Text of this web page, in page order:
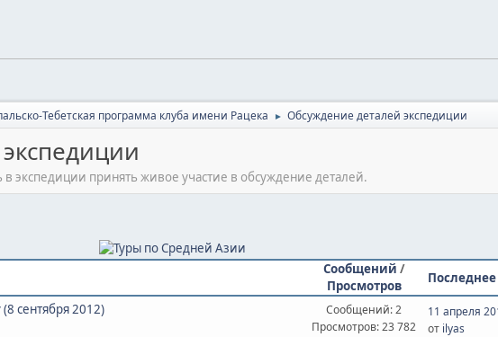
Тебетская программа клуба имени Рацека ► Обсуждение деталей экспедиции
в экспедиции принять живое участие в обсуждение деталей.
Сообщений /
Просмотров
сентября 2012)
Сообщений: 2
Просмотров: 23 782
11 апреля
от ilyas